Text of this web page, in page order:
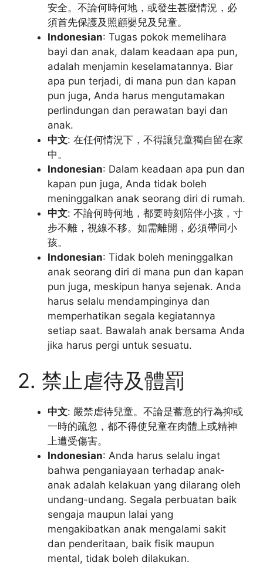
安全。不論何時何地，或發生甚麼情況，必
須首先保護及照顧嬰兒及兒童。
Indonesian: Tugas pokok memelihara
bayi dan anak, dalam keadaan apa pun,
adalah menjamin keselamatannya. Biar
apa pun terjadi, di mana pun dan kapan
pun juga, Anda harus mengutamakan
perlindungan dan perawatan bayi dan
anak.
中文: 在任何情況下，不得讓兒童獨自留在家
中。
Indonesian: Dalam keadaan apa pun dan
kapan pun juga, Anda tidak boleh
meninggalkan anak seorang diri di rumah.
中文: 不論何時何地，都要時刻陪伴小孩，寸
步不離，視線不移。如需離開，必須帶同小
孩。
Indonesian: Tidak boleh meninggalkan
anak seorang diri di mana pun dan kapan
pun juga, meskipun hanya sejenak. Anda
harus selalu mendampinginya dan
memperhatikan segala kegiatannya
setiap saat. Bawalah anak bersama Anda
jika harus pergi untuk sesuatu.
2. 禁止虐待及體罰
中文: 嚴禁虐待兒童。不論是蓄意的行為抑或
一時的疏忽，都不得使兒童在肉體上或精神
上遭受傷害。
Indonesian: Anda harus selalu ingat
bahwa penganiayaan terhadap anak-
anak adalah kelakuan yang dilarang oleh
undang-undang. Segala perbuatan baik
sengaja maupun lalai yang
mengakibatkan anak mengalami sakit
dan penderitaan, baik fisik maupun
mental, tidak boleh dilakukan.